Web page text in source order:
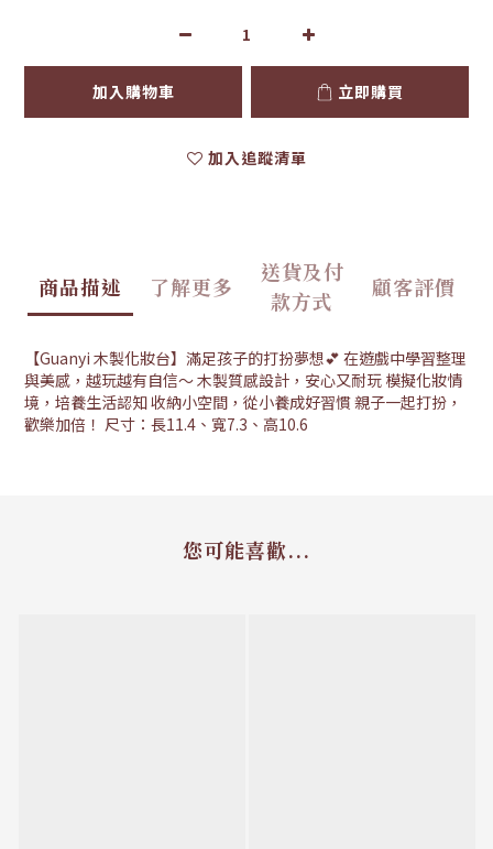
加入購物車 立即購買
加入追蹤清單
商品描述 了解更多
送貨及付
款方式
顧客評價
【Guanyi 木製化妝台】滿足孩子的打扮夢想💕 在遊戲中學習整理
與美感，越玩越有自信～ 木製質感設計，安心又耐玩 模擬化妝情
境，培養生活認知 收納小空間，從小養成好習慣 親子一起打扮，
歡樂加倍！ 尺寸：長11.4、寬7.3、高10.6
您可能喜歡...